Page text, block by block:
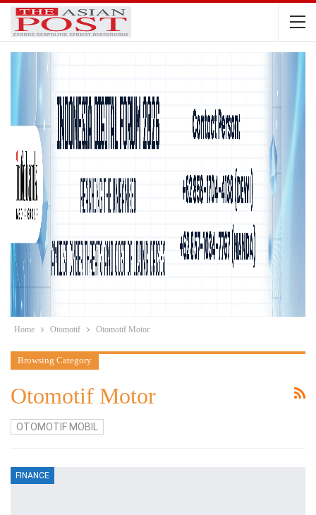
Home Otomotif Otomotif Motor
Browsing Category
Otomotif Motor
OTOMOTIF MOBIL
FINANCE